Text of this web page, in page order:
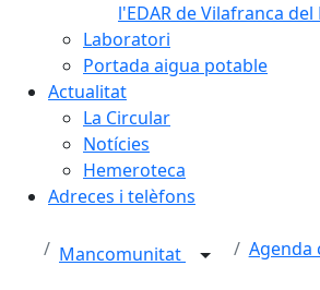
l'EDAR de Vilafranca del
Laboratori
Portada aigua potable
Actualitat
La Circular
Notícies
Hemeroteca
Adreces i telèfons
Mancomunitat Agenda